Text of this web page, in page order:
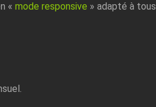
« mode responsive » adapté à tous